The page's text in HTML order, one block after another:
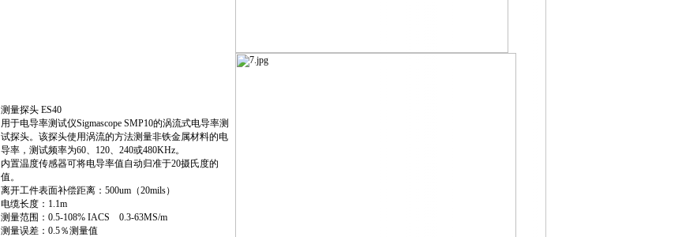
测量探头 ES40
用于电导率测试仪Sigmascope SMP10的涡流式电导率测
试探头。该探头使用涡流的方法测量非铁金属材料的电
导率，测试频率为60、120、240或480KHz。
内置温度传感器可将电导率值自动归准于20摄氏度的
值。
离开工件表面补偿距离：500um（20mils）
电缆长度：1.1m
测量范围：0.5-108% IACS 0.3-63MS/m
测量误差：0.5％测量值